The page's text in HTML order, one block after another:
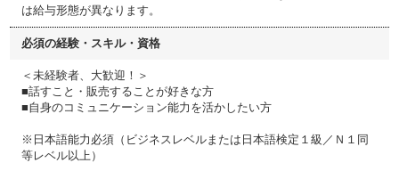
は給与形態が異なります。
必須の経験・スキル・資格
＜未経験者、大歓迎！＞
■話すこと・販売することが好きな方
■自身のコミュニケーション能力を活かしたい方
※日本語能力必須（ビジネスレベルまたは日本語検定１級／Ｎ１同
等レベル以上）